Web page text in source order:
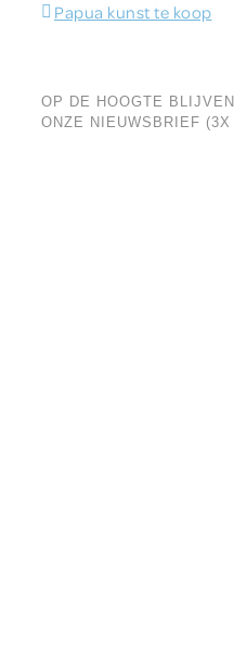
Papua kunst te koop
OP DE HOOGTE
ONZE NIEUWSBRIEF